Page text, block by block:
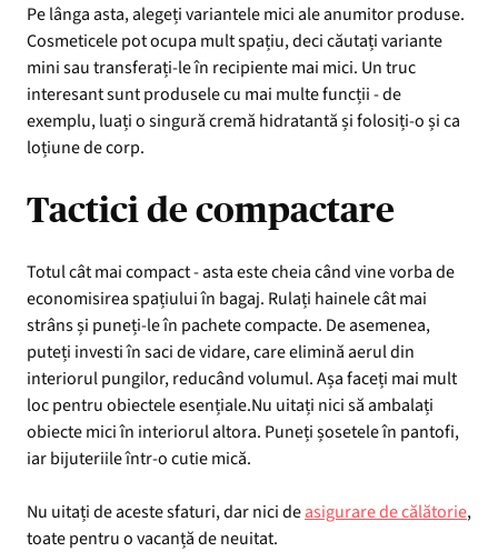
Pe lânga asta, alegeți variantele mici ale anumitor produse.
Cosmeticele pot ocupa mult spațiu, deci căutați variante
mini sau transferați-le în recipiente mai mici. Un truc
interesant sunt produsele cu mai multe funcții - de
exemplu, luați o singură cremă hidratantă și folosiți-o și ca
loțiune de corp.
Tactici de compactare
Totul cât mai compact - asta este cheia când vine vorba de
economisirea spațiului în bagaj. Rulați hainele cât mai
strâns și puneți-le în pachete compacte. De asemenea,
puteți investi în saci de vidare, care elimină aerul din
interiorul pungilor, reducând volumul. Așa faceți mai mult
loc pentru obiectele esențiale.Nu uitați nici să ambalați
obiecte mici în interiorul altora. Puneți șosetele în pantofi,
iar bijuteriile într-o cutie mică.
Nu uitați de aceste sfaturi, dar nici deasigurare de călătorie,
toate pentru o vacanță de neuitat.